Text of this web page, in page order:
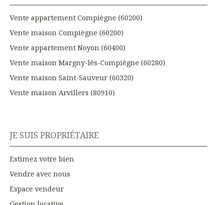
Vente appartement Compiègne (60200)
Vente maison Compiègne (60200)
Vente appartement Noyon (60400)
Vente maison Margny-lès-Compiègne (60280)
Vente maison Saint-Sauveur (60320)
Vente maison Arvillers (80910)
JE SUIS PROPRIÉTAIRE
Estimez votre bien
Vendre avec nous
Espace vendeur